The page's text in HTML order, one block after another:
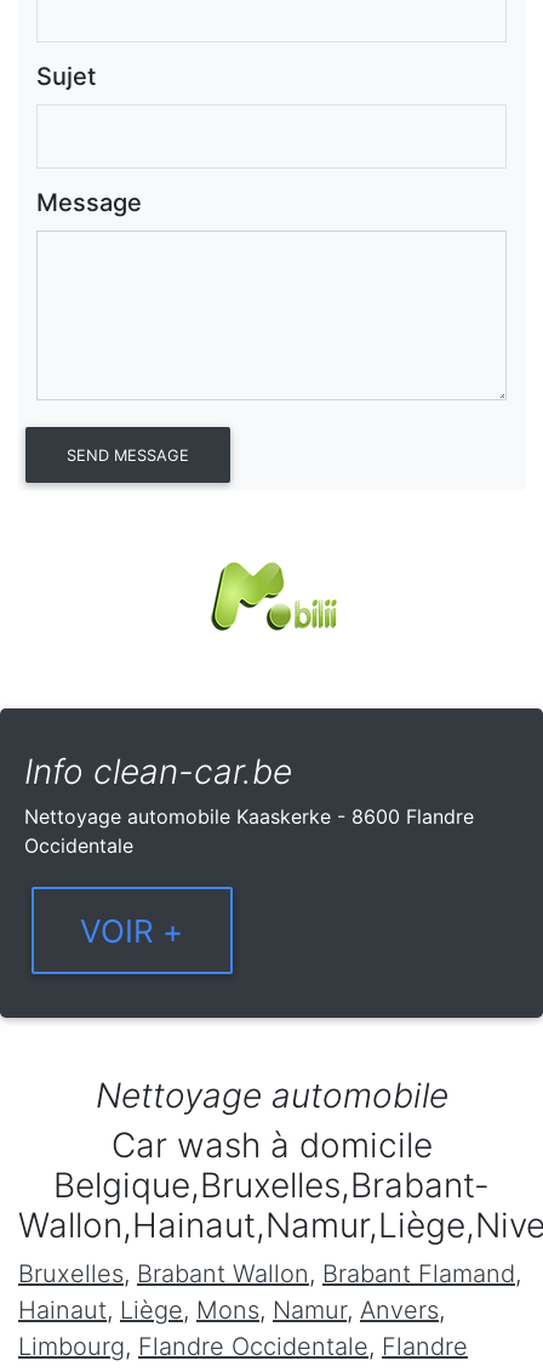
Sujet
Message
Info clean-car.be
Nettoyage automobile Kaaskerke - 8600 Flandre
Occidentale
Nettoyage automobile
Car wash à domicile
Belgique,Bruxelles,Brabant-
Bruxelles, Brabant Wallon, Brabant Flamand,
Hainaut, Liège, Mons, Namur, Anvers,
Limbourg, Flandre Occidentale, Flandre